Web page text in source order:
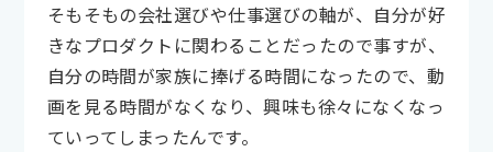
そもそもの会社選びや仕事選びの軸が、自分が好
きなプロダクトに関わることだったので事すが、
自分の時間が家族に捧げる時間になったので、動
画を見る時間がなくなり、興味も徐々になくなっ
ていってしまったんです。